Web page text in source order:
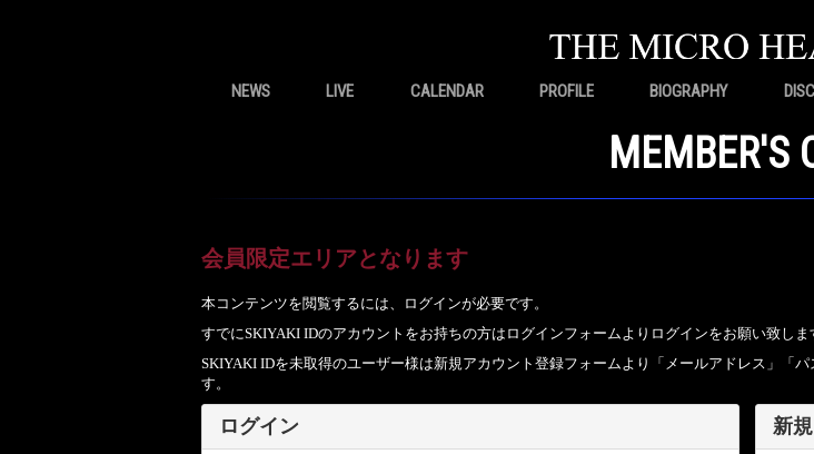
NEWS LIVE CALENDAR PROFILE BIOGRAPHY
MEMBER'S
会員限定エリアとなります
本コンテンツを閲覧するには、ログインが必要です。
すでにSKIYAKI IDのアカウントをお持ちの方はログインフォームよりログインをお願い致しま
SKIYAKI IDを未取得のユーザー様は新規アカウント登録フォームより「メールアドレス」「
す。
ログイン 新